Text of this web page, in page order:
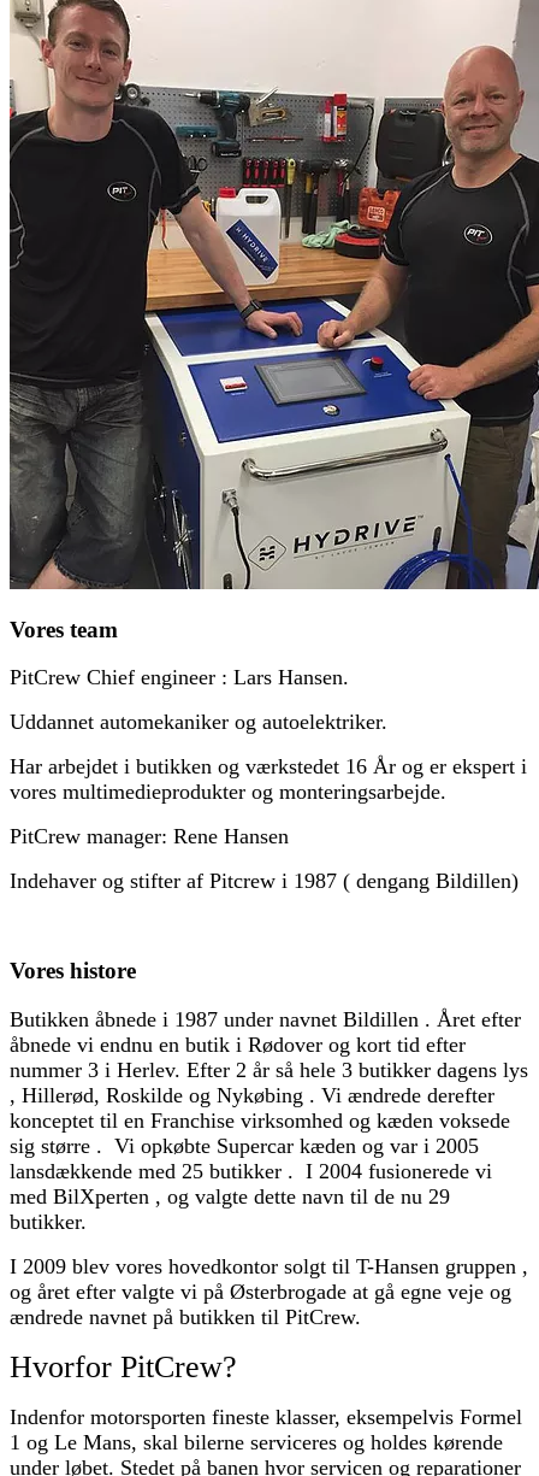
Vores team
PitCrew Chief engineer : Lars Hansen.
Uddannet automekaniker og autoelektriker.
Har arbejdet i butikken og værkstedet 16 År og er ekspert i
vores multimedieprodukter og monteringsarbejde.
PitCrew manager: Rene Hansen
Indehaver og stifter af Pitcrew i 1987 ( dengang Bildillen)
Vores histore
Butikken åbnede i 1987 under navnet Bildillen . Året efter
åbnede vi endnu en butik i Rødover og kort tid efter
nummer 3 i Herlev. Efter 2 år så hele 3 butikker dagens lys
, Hillerød, Roskilde og Nykøbing . Vi ændrede derefter
konceptet til en Franchise virksomhed og kæden voksede
sig større . Vi opkøbte Supercar kæden og var i 2005
lansdækkende med 25 butikker . I 2004 fusionerede vi
med BilXperten , og valgte dette navn til de nu 29
butikker.
I 2009 blev vores hovedkontor solgt til T-Hansen gruppen ,
og året efter valgte vi på Østerbrogade at gå egne veje og
ændrede navnet på butikken til PitCrew.
Hvorfor PitCrew?
Indenfor motorsporten fineste klasser, eksempelvis Formel
1 og Le Mans, skal bilerne serviceres og holdes kørende
under løbet. Stedet på banen hvor servicen og reparationer